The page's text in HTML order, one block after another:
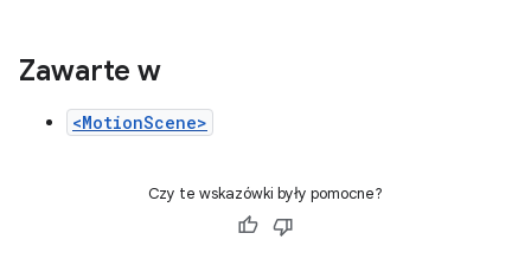
Zawarte w
<MotionScene>
Czy te wskazówki były pomocne?